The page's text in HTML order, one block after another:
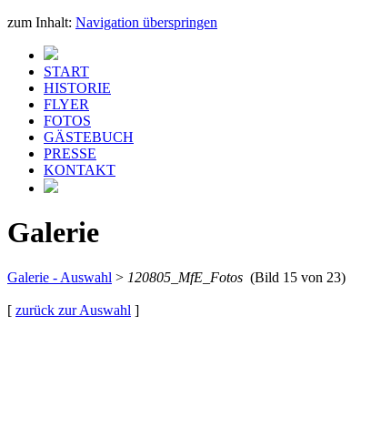
zum Inhalt: Navigation überspringen
START
HISTORIE
FLYER
FOTOS
GÄSTEBUCH
PRESSE
KONTAKT
Galerie
Galerie - Auswahl > 120805_MfE_Fotos (Bild 15 von 23)
[ zurück zur Auswahl ]